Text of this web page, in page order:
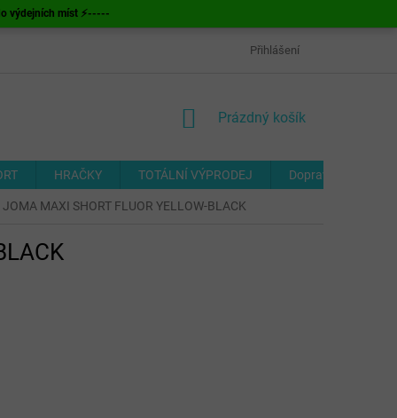
výdejních míst ⚡-----
ODSTOUPENÍ OD SMLOUVY
Přihlášení
NÁKUPNÍ
Prázdný košík
HRAČKY TOTÁLNÍ VÝPRODEJ Doprava a platba
MAXI SHORT FLUOR YELLOW-BLACK